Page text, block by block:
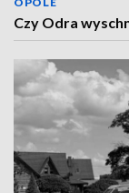
Czy Odra